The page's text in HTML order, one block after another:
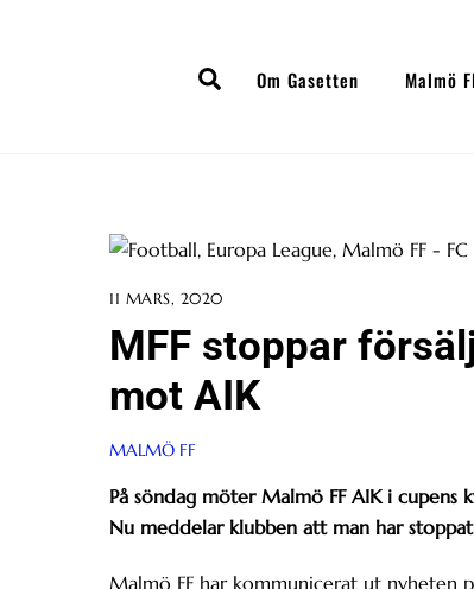
SearchOm Gasetten Malmö
11 MARS, 2020
MFF stoppar
mot AIK
MALMÖ FF
På söndag möter Malmö FF AIK i cupens
Nu meddelar klubben att man har
Malmö FF har kommunicerat ut nyheten